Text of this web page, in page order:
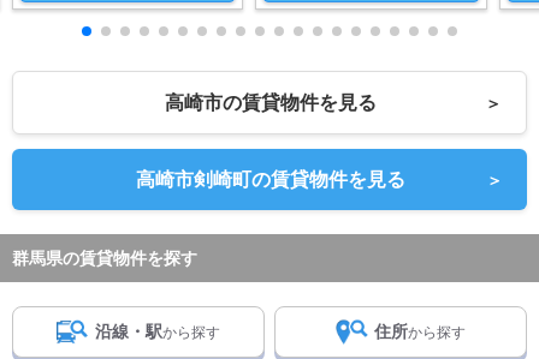
高崎市の賃貸物件を見る ＞
高崎市剣崎町の賃貸物件を見る ＞
群馬県の賃貸物件を探す
沿線・駅から探す 住所から探す